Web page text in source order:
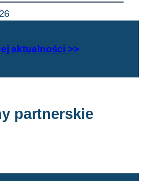
aktualności >>
partnerskie